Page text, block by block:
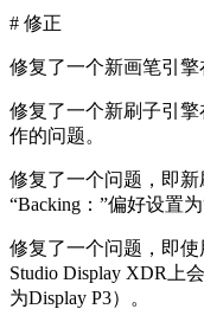
# 修正
修复了一个新画笔引擎
修复了一个新刷子引
作的问题。
修复了一个问题，即
“Backing：”偏好设置
修复了一个问题，即
Studio Display XDR上
为Display P3）。